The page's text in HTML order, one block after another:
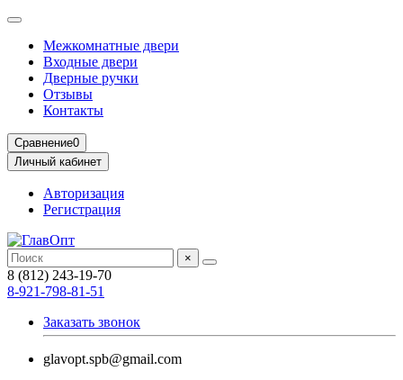
Межкомнатные двери
Входные двери
Дверные ручки
Отзывы
Контакты
Сравнение0
Личный кабинет
Авторизация
Регистрация
×
8 (812) 243-19-70
8-921-798-81-51
Заказать звонок
glavopt.spb@gmail.com